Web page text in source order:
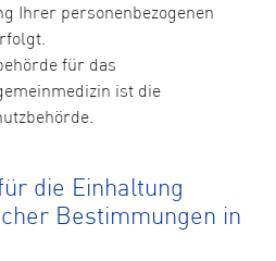
Ihrer personenbezogenen
für das
ist die
die Einhaltung
Bestimmungen in